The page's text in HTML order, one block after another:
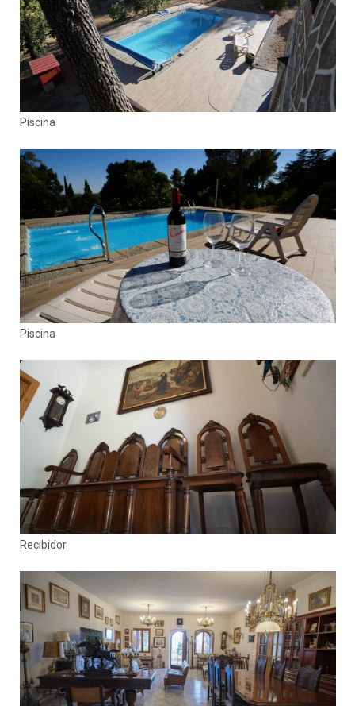
Piscina
Piscina
Recibidor